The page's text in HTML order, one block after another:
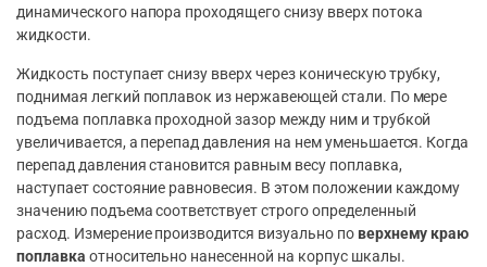
динамического напора проходящего снизу вверх потока
жидкости.
Жидкость поступает снизу вверх через коническую трубку,
поднимая легкий поплавок из нержавеющей стали. По мере
подъема поплавка проходной зазор между ним и трубкой
увеличивается, а перепад давления на нем уменьшается. Когда
перепад давления становится равным весу поплавка,
наступает состояние равновесия. В этом положении каждому
значению подъема соответствует строго определенный
расход. Измерение производится визуально по верхнему краю
поплавка относительно нанесенной на корпус шкалы.